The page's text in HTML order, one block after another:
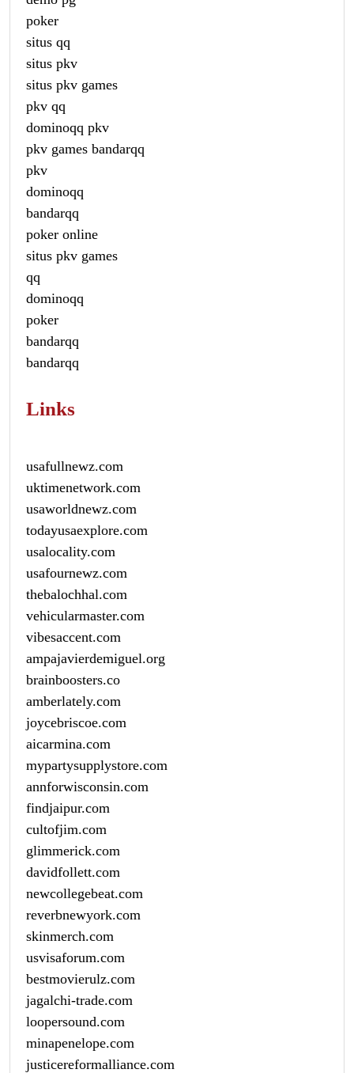
poker
situs qq
situs pkv
situs pkv games
pkv qq
dominoqq pkv
pkv games bandarqq
pkv
dominoqq
bandarqq
poker online
situs pkv games
qq
dominoqq
poker
bandarqq
bandarqq
Links
usafullnewz.com
uktimenetwork.com
usaworldnewz.com
todayusaexplore.com
usalocality.com
usafournewz.com
thebalochhal.com
vehicularmaster.com
vibesaccent.com
ampajavierdemiguel.org
brainboosters.co
amberlately.com
joycebriscoe.com
aicarmina.com
mypartysupplystore.com
annforwisconsin.com
findjaipur.com
cultofjim.com
glimmerick.com
davidfollett.com
newcollegebeat.com
reverbnewyork.com
skinmerch.com
usvisaforum.com
bestmovierulz.com
jagalchi-trade.com
loopersound.com
minapenelope.com
justicereformalliance.com